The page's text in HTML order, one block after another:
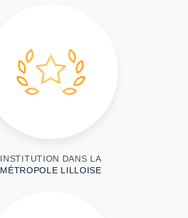
INSTITUTION DANS LA
MÉTROPOLE LILLOISE